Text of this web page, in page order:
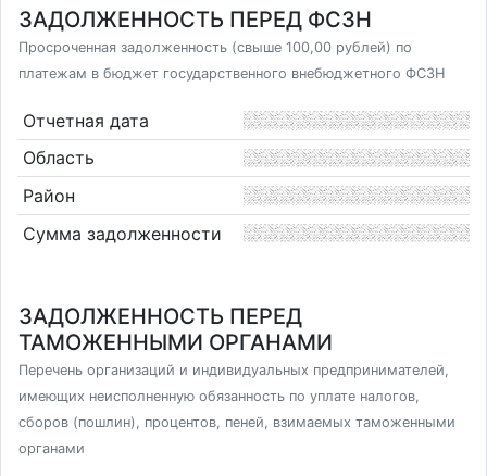
ЗАДОЛЖЕННОСТЬ ПЕРЕД ФСЗН
Просроченная задолженность (свыше 100,00 рублей) по
платежам в бюджет государственного внебюджетного ФСЗН
Отчетная дата
Область
Район
Сумма задолженности
ЗАДОЛЖЕННОСТЬ ПЕРЕД
ТАМОЖЕННЫМИ ОРГАНАМИ
Перечень организаций и индивидуальных предпринимателей,
имеющих неисполненную обязанность по уплате налогов,
сборов (пошлин), процентов, пеней, взимаемых таможенными
органами